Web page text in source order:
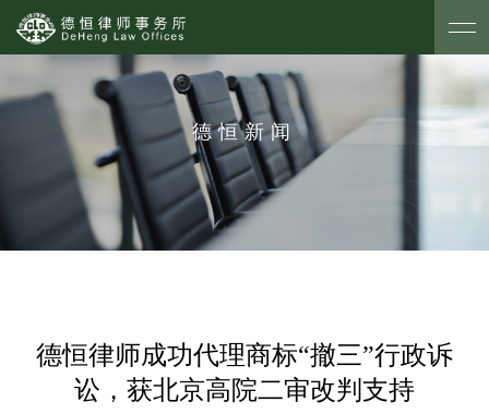
德恒新闻
德恒律师成功代理商标“撤三”行政诉
讼，获北京高院二审改判支持